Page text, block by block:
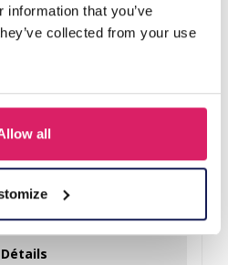
that you’ve
collected from your use
all
vous pour les prix
Détails